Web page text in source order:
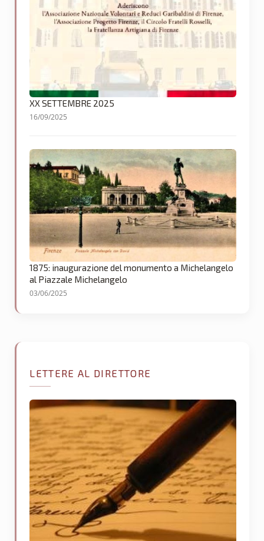
XX SETTEMBRE 2025
16/09/2025
1875: inaugurazione del monumento a Michelangelo
al Piazzale Michelangelo
03/06/2025
LETTERE AL DIRETTORE